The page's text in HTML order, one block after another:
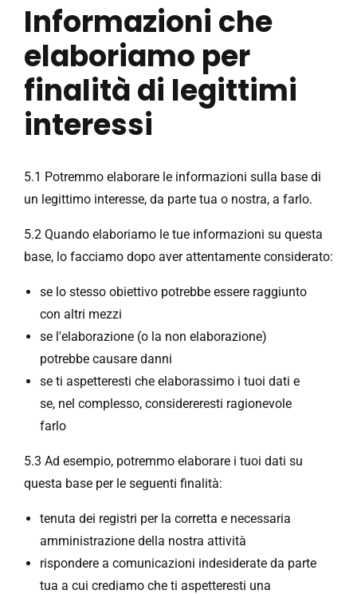
Informazioni che
elaboriamo per
finalità di legittimi
interessi
5.1 Potremmo elaborare le informazioni sulla base di
un legittimo interesse, da parte tua o nostra, a farlo.
5.2 Quando elaboriamo le tue informazioni su questa
base, lo facciamo dopo aver attentamente considerato:
se lo stesso obiettivo potrebbe essere raggiunto
con altri mezzi
se l'elaborazione (o la non elaborazione)
potrebbe causare danni
se ti aspetteresti che elaborassimo i tuoi dati e
se, nel complesso, considereresti ragionevole
farlo
5.3 Ad esempio, potremmo elaborare i tuoi dati su
questa base per le seguenti finalità:
tenuta dei registri per la corretta e necessaria
amministrazione della nostra attività
rispondere a comunicazioni indesiderate da parte
tua a cui crediamo che ti aspetteresti una